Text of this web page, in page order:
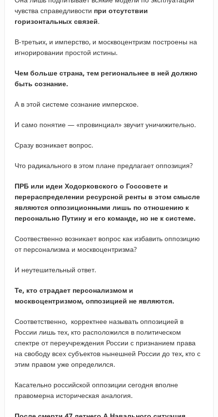
чувства справедливости при отсутствии
горизонтальных связей.
В-третьих, и имперство, и москвоцентризм построены на
игнорировании простой истины.
Чем больше страна, тем региональнее в ней должно
быть сознание.
А в этой системе сознание имперское.
И само понятие — «провинциал» звучит уничижительно.
Сразу возникает вопрос.
Что радикального в этом плане предлагает оппозиция?
ПРБ или идеи Ходорковского о Госсовете и
перераспределении ресурсной ренты в этом смысле
являются оппозиционными лишь по отношению к
персонально Путину и его команде, но не к системе.
Соотвественно возникает вопрос как избавить оппозицию
от персонализма и москвоцентризма?
И неутешительный ответ.
Те, кто страдает персонализмом и
москвоцентризмом, оппозицией не являются.
Соответственно, корректнее называть оппозицией в
России лишь тех, кто расположился в политическом
спектре от переучреждения России с признанием права
на свободу всех субъектов нынешней России до тех, кто с
этим правом уже определился.
Касательно российской оппозиции сегодня вполне
правомерна историческая аналогия.